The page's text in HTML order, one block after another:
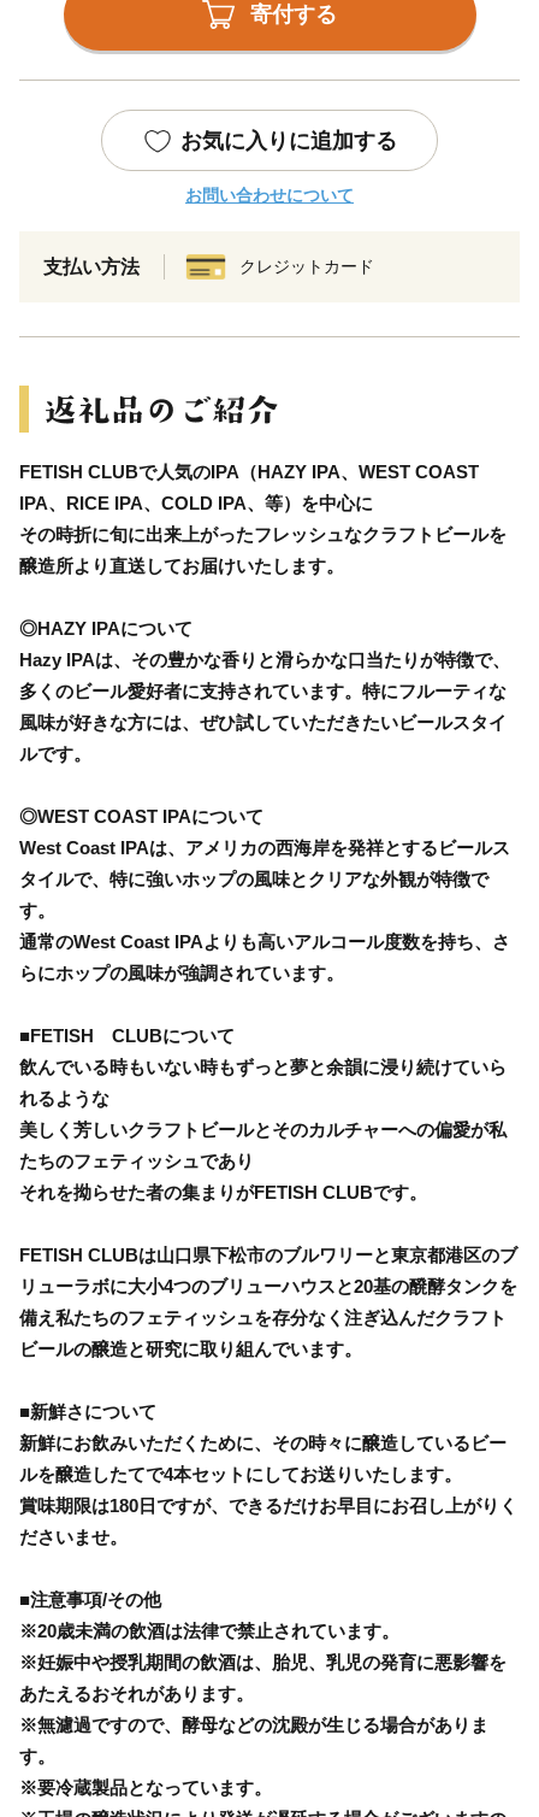
寄付する
お気に入りに追加する
お問い合わせについて
支払い方法 クレジットカード
FETISH CLUBで人気のIPA（HAZY IPA、WEST COAST
IPA、RICE IPA、COLD IPA、等）を中心に
その時折に旬に出来上がったフレッシュなクラフトビールを
醸造所より直送してお届けいたします。
◎HAZY IPAについて
Hazy IPAは、その豊かな香りと滑らかな口当たりが特徴で、
多くのビール愛好者に支持されています。特にフルーティな
風味が好きな方には、ぜひ試していただきたいビールスタイ
ルです。
◎WEST COAST IPAについて
West Coast IPAは、アメリカの西海岸を発祥とするビールス
タイルで、特に強いホップの風味とクリアな外観が特徴で
す。
通常のWest Coast IPAよりも高いアルコール度数を持ち、さ
らにホップの風味が強調されています。
■FETISH CLUBについて
飲んでいる時もいない時もずっと夢と余韻に浸り続けていら
れるような
美しく芳しいクラフトビールとそのカルチャーへの偏愛が私
たちのフェティッシュであり
それを拗らせた者の集まりがFETISH CLUBです。
FETISH CLUBは山口県下松市のブルワリーと東京都港区のブ
リューラボに大小4つのブリューハウスと20基の醗酵タンクを
備え私たちのフェティッシュを存分なく注ぎ込んだクラフト
ビールの醸造と研究に取り組んでいます。
■新鮮さについて
新鮮にお飲みいただくために、その時々に醸造しているビー
ルを醸造したてで4本セットにしてお送りいたします。
賞味期限は180日ですが、できるだけお早目にお召し上がりく
ださいませ。
■注意事項/その他
※20歳未満の飲酒は法律で禁止されています。
※妊娠中や授乳期間の飲酒は、胎児、乳児の発育に悪影響を
あたえるおそれがあります。
※無濾過ですので、酵母などの沈殿が生じる場合がありま
す。
※要冷蔵製品となっています。